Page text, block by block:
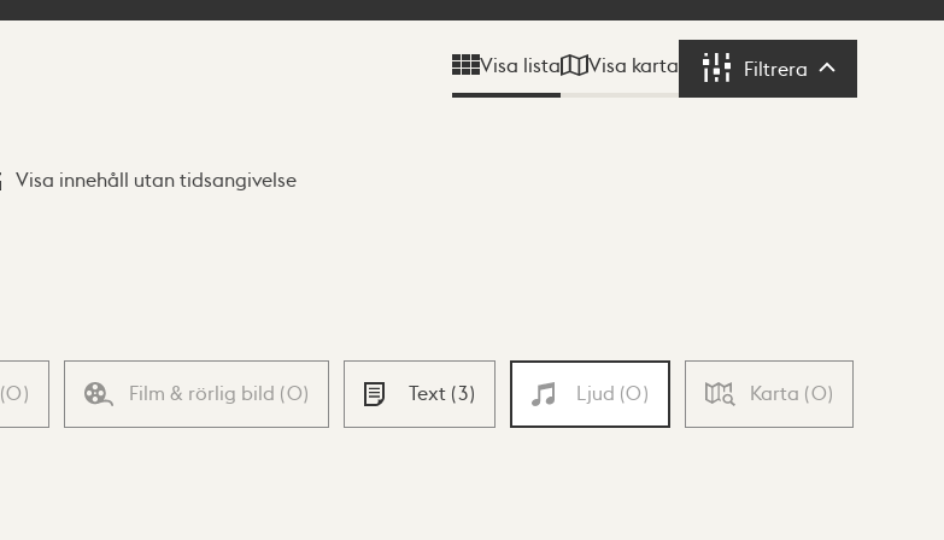
Visa lista Visa karta Filtrera Filtrera
Visa innehåll utan tidsangivelse
(0) Film & rörlig bild (0) Text (3) Ljud (0) Karta (0)